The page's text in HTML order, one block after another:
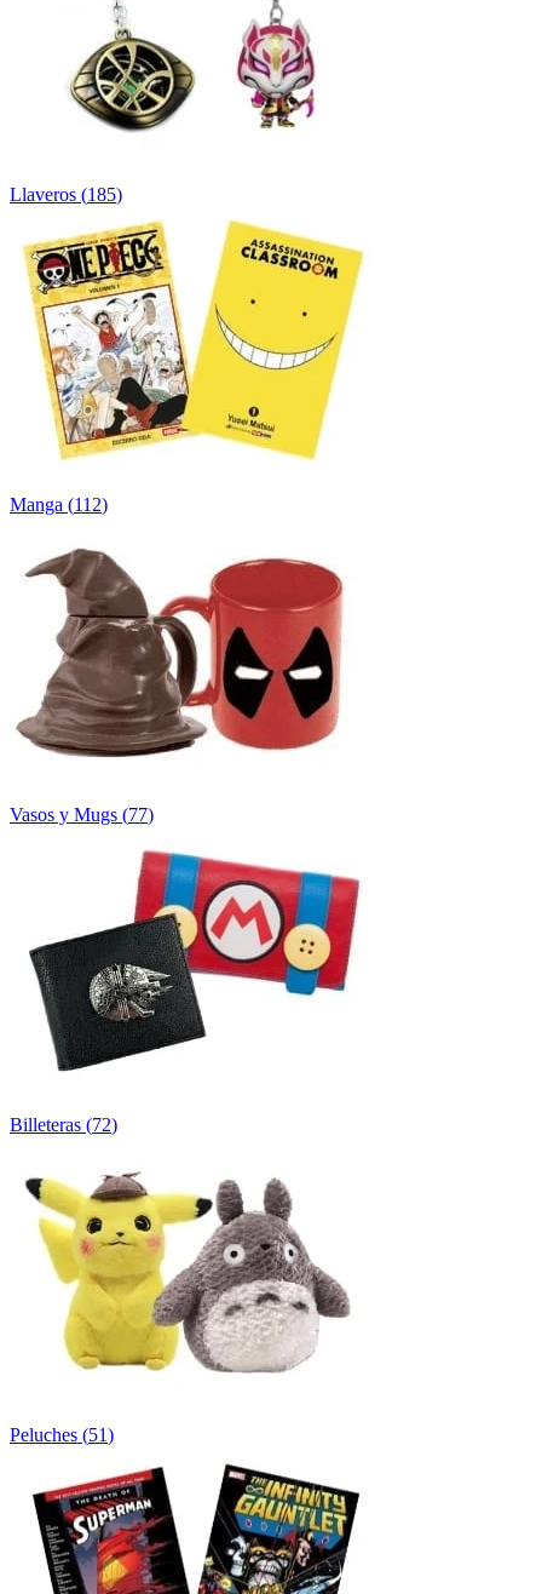
Llaveros (185)
Manga (112)
Vasos y Mugs (77)
Billeteras (72)
Peluches (51)